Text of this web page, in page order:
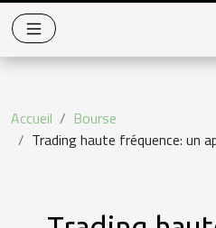
Accueil
Bourse
Trading haute fréquence: un